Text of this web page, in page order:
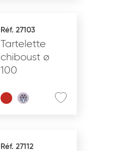
Réf. 27103
Tartelette
chiboust ø
100
Réf. 27112